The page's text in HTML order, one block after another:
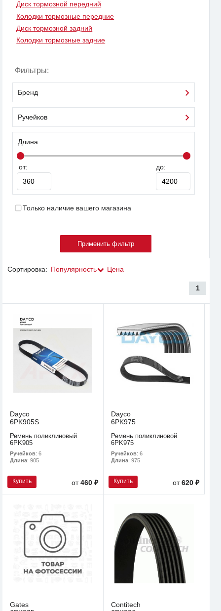
Диск тормозной передний
Колодки тормозные передние
Диск тормозной задний
Колодки тормозные задние
Фильтры:
Бренд
Ручейков
Длина
от: до:
Только наличие вашего магазина
Сортировка: Популярность Цена
1
Dayco
6PK905S
Ремень поликлиновый
6PK905
Ручейков: 6
Длина: 905
Купить от460 ₽
Dayco
6PK975
Ремень поликлиновой
6PK975
Ручейков: 6
Длина: 975
Купить от620 ₽
Gates
Contitech